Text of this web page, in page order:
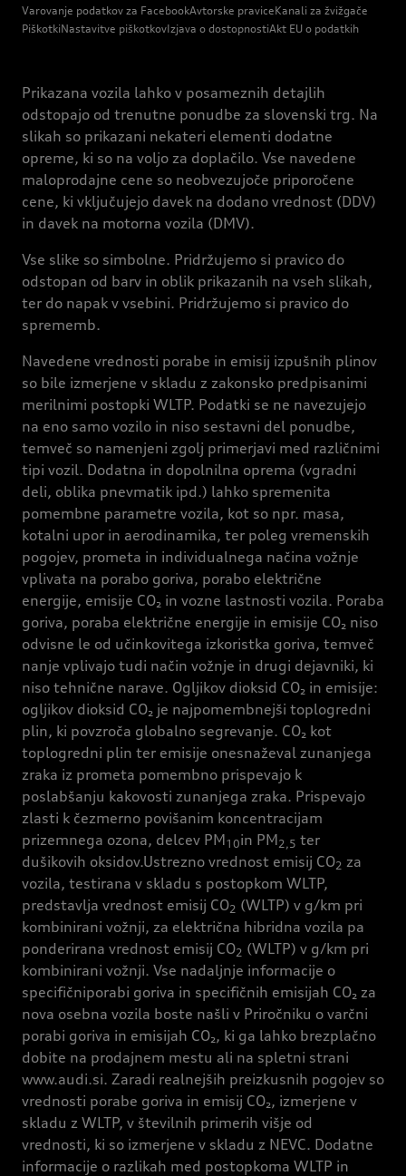
Varovanje podatkov za FacebookAvtorske praviceKanali za žvižgače
PiškotkiNastavitve piškotkovIzjava o dostopnostiAkt EU o podatkih
Prikazana vozila lahko v posameznih detajlih
odstopajo od trenutne ponudbe za slovenski trg. Na
slikah so prikazani nekateri elementi dodatne
opreme, ki so na voljo za doplačilo. Vse navedene
maloprodajne cene so neobvezujoče priporočene
cene, ki vključujejo davek na dodano vrednost (DDV)
in davek na motorna vozila (DMV).
Vse slike so simbolne. Pridržujemo si pravico do
odstopan od barv in oblik prikazanih na vseh slikah,
ter do napak v vsebini. Pridržujemo si pravico do
sprememb.
Navedene vrednosti porabe in emisij izpušnih plinov
so bile izmerjene v skladu z zakonsko predpisanimi
merilnimi postopki WLTP. Podatki se ne navezujejo
na eno samo vozilo in niso sestavni del ponudbe,
temveč so namenjeni zgolj primerjavi med različnimi
tipi vozil. Dodatna in dopolnilna oprema (vgradni
deli, oblika pnevmatik ipd.) lahko spremenita
pomembne parametre vozila, kot so npr. masa,
kotalni upor in aerodinamika, ter poleg vremenskih
pogojev, prometa in individualnega načina vožnje
vplivata na porabo goriva, porabo električne
energije, emisije CO₂ in vozne lastnosti vozila. Poraba
goriva, poraba električne energije in emisije CO₂ niso
odvisne le od učinkovitega izkoristka goriva, temveč
nanje vplivajo tudi način vožnje in drugi dejavniki, ki
niso tehnične narave. Ogljikov dioksid CO₂ in emisije:
ogljikov dioksid CO₂ je najpomembnejši toplogredni
plin, ki povzroča globalno segrevanje. CO₂ kot
toplogredni plin ter emisije onesnaževal zunanjega
zraka iz prometa pomembno prispevajo k
poslabšanju kakovosti zunanjega zraka. Prispevajo
zlasti k čezmerno povišanim koncentracijam
prizemnega ozona, delcev PM10in PM2,5 ter
dušikovih oksidov.Ustrezno vrednost emisij CO2 za
vozila, testirana v skladu s postopkom WLTP,
predstavlja vrednost emisij CO2 (WLTP) v g/km pri
kombinirani vožnji, za električna hibridna vozila pa
ponderirana vrednost emisij CO2 (WLTP) v g/km pri
kombinirani vožnji. Vse nadaljnje informacije o
specifičniporabi goriva in specifičnih emisijah CO₂ za
nova osebna vozila boste našli v Priročniku o varčni
porabi goriva in emisijah CO₂, ki ga lahko brezplačno
dobite na prodajnem mestu ali na spletni strani
www.audi.si. Zaradi realnejših preizkusnih pogojev so
vrednosti porabe goriva in emisij CO₂, izmerjene v
skladu z WLTP, v številnih primerih višje od
vrednosti, ki so izmerjene v skladu z NEVC. Dodatne
informacije o razlikah med postopkoma WLTP in